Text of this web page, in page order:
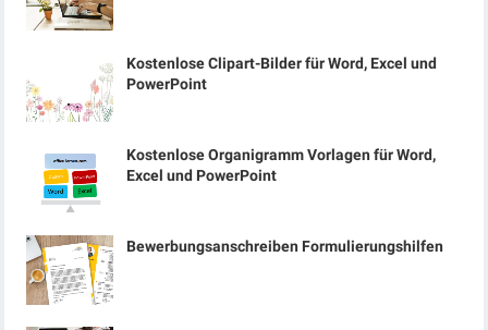
Kostenlose Clipart-Bilder für Word, Excel und
PowerPoint
Kostenlose Organigramm Vorlagen für Word,
Excel und PowerPoint
Bewerbungsanschreiben Formulierungshilfen